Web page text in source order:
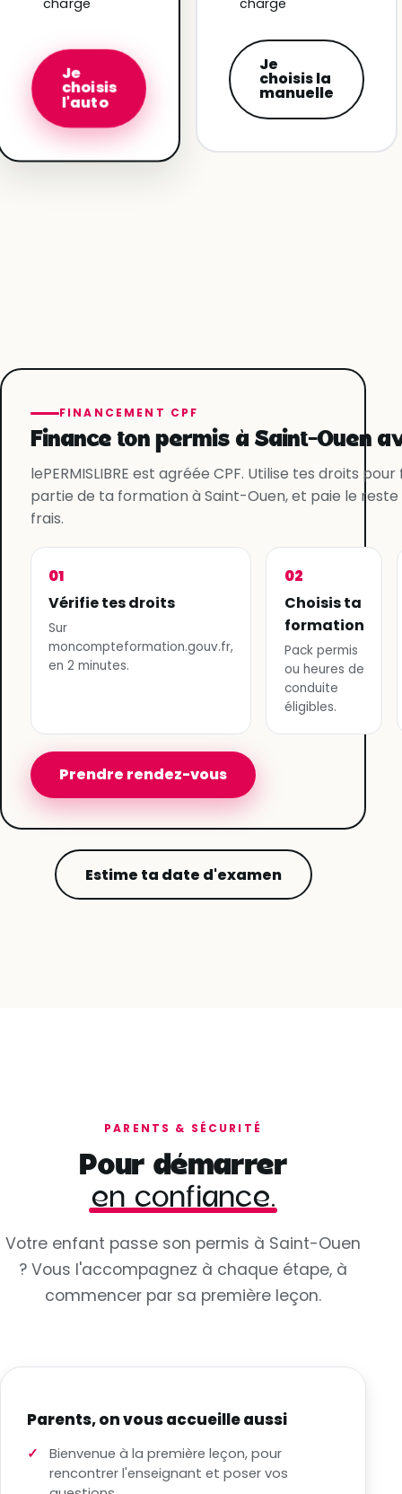
Je
choisis
l'auto
charge
Je
choisis la
manuelle
FINANCEMENT CPF
Finance ton permis à Saint-Ouen
lePERMISLIBRE est agréée CPF. Utilise tes droits
partie de ta formation à Saint-Ouen, et paie le reste
frais.
01
Vérifie tes droits
Sur
moncompteformation.gouv.fr,
en 2 minutes.
02
Choisis ta
formation
Pack permis
ou heures de
conduite
éligibles.
Prendre rendez-vous
Estime ta date d'examen
PARENTS & SÉCURITÉ
Pour démarrer
en confiance.
Votre enfant passe son permis à Saint-Ouen
? Vous l'accompagnez à chaque étape, à
commencer par sa première leçon.
Parents, on vous accueille aussi
Bienvenue à la première leçon, pour
rencontrer l'enseignant et poser vos